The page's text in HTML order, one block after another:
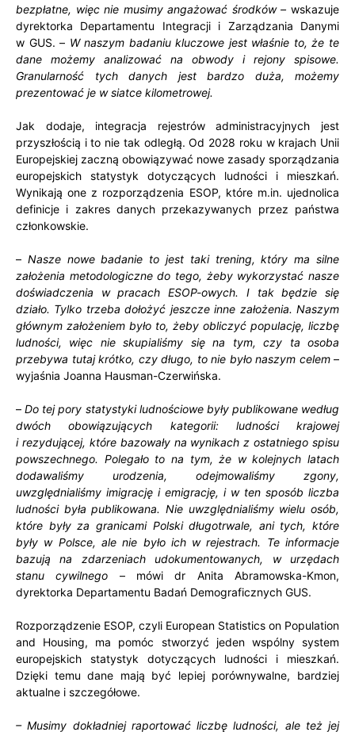
bezpłatne, więc nie musimy angażować środków – wskazuje
dyrektorka Departamentu Integracji i Zarządzania Danymi
w GUS. – W naszym badaniu kluczowe jest właśnie to, że te
dane możemy analizować na obwody i rejony spisowe.
Granularność tych danych jest bardzo duża, możemy
prezentować je w siatce kilometrowej.
Jak dodaje, integracja rejestrów administracyjnych jest
przyszłością i to nie tak odległą. Od 2028 roku w krajach Unii
Europejskiej zaczną obowiązywać nowe zasady sporządzania
europejskich statystyk dotyczących ludności i mieszkań.
Wynikają one z rozporządzenia ESOP, które m.in. ujednolica
definicje i zakres danych przekazywanych przez państwa
członkowskie.
– Nasze nowe badanie to jest taki trening, który ma silne
założenia metodologiczne do tego, żeby wykorzystać nasze
doświadczenia w pracach ESOP-owych. I tak będzie się
działo. Tylko trzeba dołożyć jeszcze inne założenia. Naszym
głównym założeniem było to, żeby obliczyć populację, liczbę
ludności, więc nie skupialiśmy się na tym, czy ta osoba
przebywa tutaj krótko, czy długo, to nie było naszym celem –
wyjaśnia Joanna Hausman-Czerwińska.
–Do tej pory statystyki ludnościowe były publikowane według
dwóch obowiązujących kategorii: ludności krajowej
i rezydującej, które bazowały na wynikach z ostatniego spisu
powszechnego. Polegało to na tym, że w kolejnych latach
dodawaliśmy urodzenia, odejmowaliśmy zgony,
uwzględnialiśmy imigrację i emigrację, i w ten sposób liczba
ludności była publikowana. Nie uwzględnialiśmy wielu osób,
które były za granicami Polski długotrwale, ani tych, które
były w Polsce, ale nie było ich w rejestrach. Te informacje
bazują na zdarzeniach udokumentowanych, w urzędach
stanu cywilnego – mówi dr Anita Abramowska-Kmon,
dyrektorka Departamentu Badań Demograficznych GUS.
Rozporządzenie ESOP, czyli European Statistics on Population
and Housing, ma pomóc stworzyć jeden wspólny system
europejskich statystyk dotyczących ludności i mieszkań.
Dzięki temu dane mają być lepiej porównywalne, bardziej
aktualne i szczegółowe.
– Musimy dokładniej raportować liczbę ludności, ale też jej